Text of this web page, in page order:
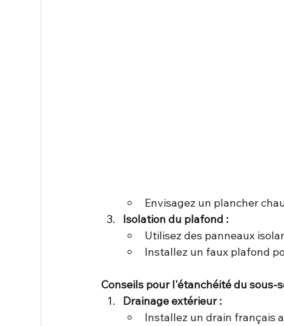
Envisagez un plancher
Isolation du plafond :
Utilisez des panneaux
Installez un faux plafond
Conseils pour l'étanchéité du sous-
Drainage extérieur :
Installez un drain français